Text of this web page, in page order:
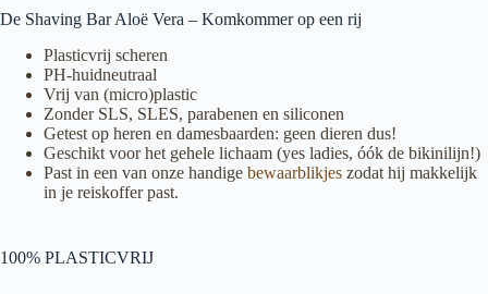
De Shaving Bar Aloë Vera – Komkommer op een rij
Plasticvrij scheren
PH-huidneutraal
Vrij van (micro)plastic
Zonder SLS, SLES, parabenen en siliconen
Getest op heren en damesbaarden: geen dieren dus!
Geschikt voor het gehele lichaam (yes ladies, óók de bikinilijn!)
Past in een van onze handige bewaarblikjes zodat hij makkelijk
in je reiskoffer past.
100% PLASTICVRIJ